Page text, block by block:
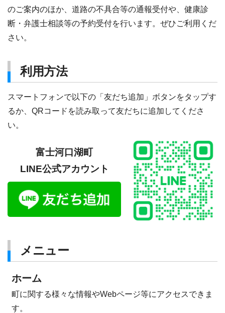
のご案内のほか、道路の不具合等の通報受付や、健康診
断・弁護士相談等の予約受付を行います。ぜひご利用くだ
さい。
利用方法
スマートフォンで以下の「友だち追加」ボタンをタップす
るか、QRコードを読み取って友だちに追加してくださ
い。
富士河口湖町
LINE公式アカウント
メニュー
ホーム
町に関する様々な情報やWebページ等にアクセスできま
す。